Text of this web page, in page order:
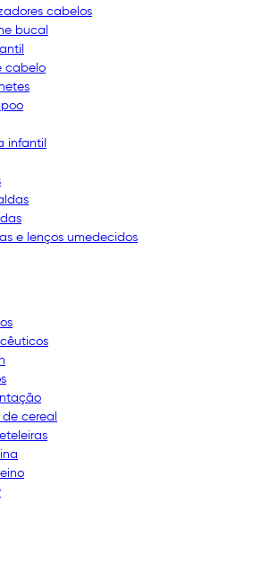
cabelos
bucal
cabelo
infantil
e lenços umedecidos
de cereal